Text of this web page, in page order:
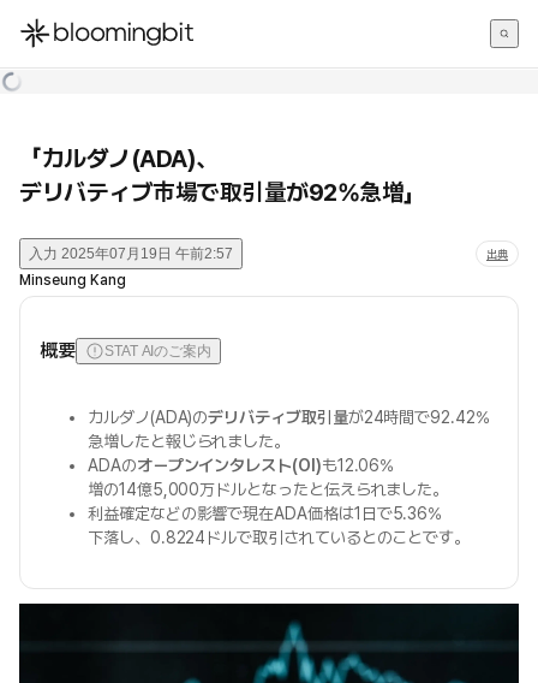
한국어
「カルダノ(ADA)、
デリバティブ市場で取引量が92%急増」
入力 2025年07月19日 午前2:57 出典
Minseung Kang
概要 STAT AIのご案内
カルダノ(ADA)のデリバティブ取引量が24時間で92.42%
急増したと報じられました。
ADAのオープンインタレスト(OI)も12.06%
増の14億5,000万ドルとなったと伝えられました。
利益確定などの影響で現在ADA価格は1日で5.36%
下落し、0.8224ドルで取引されているとのことです。